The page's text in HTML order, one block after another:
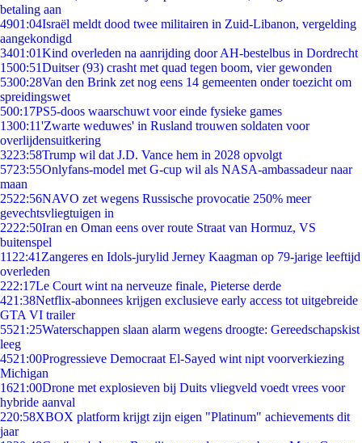
betaling aan
4901:04Israël meldt dood twee militairen in Zuid-Libanon, vergelding
aangekondigd
3401:01Kind overleden na aanrijding door AH-bestelbus in Dordrecht
1500:51Duitser (93) crasht met quad tegen boom, vier gewonden
5300:28Van den Brink zet nog eens 14 gemeenten onder toezicht om
spreidingswet
500:17PS5-doos waarschuwt voor einde fysieke games
1300:11'Zwarte weduwes' in Rusland trouwen soldaten voor
overlijdensuitkering
3223:58Trump wil dat J.D. Vance hem in 2028 opvolgt
5723:55Onlyfans-model met G-cup wil als NASA-ambassadeur naar
maan
2522:56NAVO zet wegens Russische provocatie 250% meer
gevechtsvliegtuigen in
2222:50Iran en Oman eens over route Straat van Hormuz, VS
buitenspel
11 22:41 Zangeres en Idols-jurylid Jerney Kaagman op 79-jarige leeftijd
overleden
222:17Le Court wint na nerveuze finale, Pieterse derde
421:38Netflix-abonnees krijgen exclusieve early access tot uitgebreide
GTA VI trailer
5521:25Waterschappen slaan alarm wegens droogte: Gereedschapskist
leeg
4521:00Progressieve Democraat El-Sayed wint nipt voorverkiezing
Michigan
1621:00Drone met explosieven bij Duits vliegveld voedt vrees voor
hybride aanval
220:58XBOX platform krijgt zijn eigen "Platinum" achievements dit
jaar